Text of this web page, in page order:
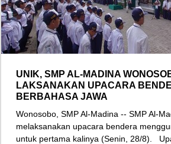
UNIK, SMP AL-MADINA
LAKSANAKAN UPACARA
BERBAHASA JAWA
Wonosobo, SMP Al-Madina -- SMP Al-
melaksanakan upacara bendera
untuk pertama kalinya (Senin, 28/8).